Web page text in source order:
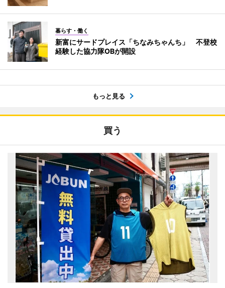
暮らす・働く
新富にサードプレイス「ちなみちゃんち」 不登校
経験した協力隊OBが開設
もっと見る
買う